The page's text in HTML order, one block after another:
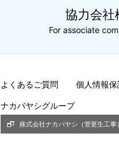
協力会社
For associate
よくあるご質問 個人情報
ナカバヤシグループ
株式会社ナカバヤシ（管更生工事）